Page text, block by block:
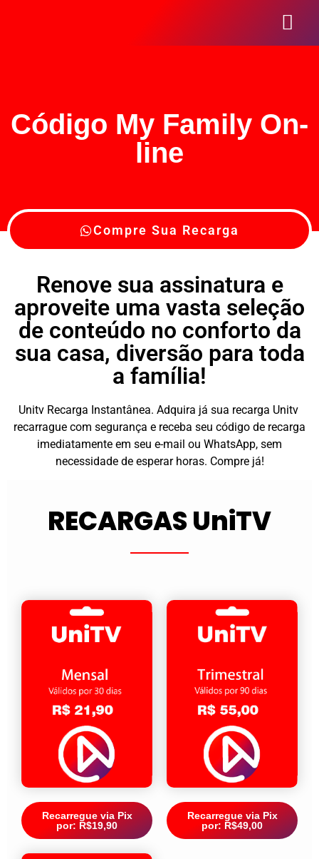
Código My Family On-
line
Compre Sua Recarga
Renove sua assinatura e
aproveite uma vasta seleção
de conteúdo no conforto da
sua casa, diversão para toda
a família!
Unitv Recarga Instantânea. Adquira já sua recarga Unitv
recarrague com segurança e receba seu código de recarga
imediatamente em seu e-mail ou WhatsApp, sem
necessidade de esperar horas. Compre já!
RECARGAS UniTV
Recarregue via Pix
por: R$19,90
Recarregue via Pix
por: R$49,00